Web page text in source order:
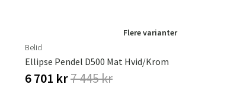
Flere varianter
Belid
Ellipse Pendel D500 Mat Hvid/krom
6 701 kr7 445 kr